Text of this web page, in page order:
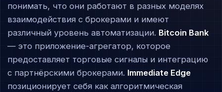
понимать, что они работают в разных моделях
взаимодействия с брокерами и имеют
различный уровень автоматизации. Bitcoin Bank
— это приложение-агрегатор, которое
предоставляет торговые сигналы и интеграцию
с партнёрскими брокерами. Immediate Edge
позиционирует себя как алгоритмическая